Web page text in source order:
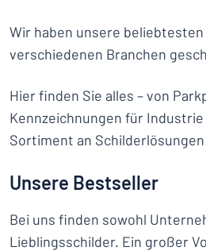
Wir haben unsere
verschiedenen Branchen
Hier finden Sie alles – von
Kennzeichnungen für
Sortiment an Schilderlösungen
Unsere Bestseller
Bei uns finden sowohl
Lieblingsschilder. Ein großer